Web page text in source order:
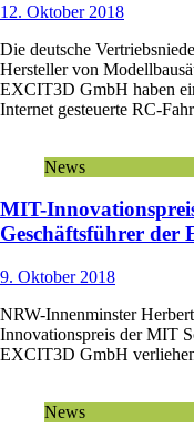
12. Oktober 2018
Die deutsche
Hersteller von
EXCIT3D GmbH haben
Internet gesteuerte RC-
News
MIT-
Geschäftsführer
9. Oktober 2018
NRW-Innenminster
Innovationspreis der MIT
EXCIT3D GmbH
News